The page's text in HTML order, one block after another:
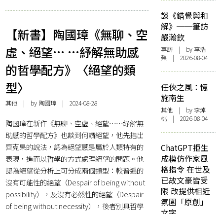
【新書】陶國璋《無聊、空
虛、絕望… …紓解無助感
的哲學配方》〈絕望的類
型〉
其他 | by 陶國璋 | 2024-08-28
陶國璋在新作《無聊、空虛、絕望⋯⋯紓解無
助感的哲學配方》也談到何謂絕望，他先指出
齊克果的說法，認為絕望感是屬於人類特有的
表現，進而以哲學的方式處理絕望的問題。他
認為絕望從分析上可分成兩個類型：較普遍的
沒有可能性的絕望（Despair of being without
possibility），及沒有必然性的絕望（Despair
of being without necessity），後者別具哲學
談《錯覺與和
解》──筆訪
嚴瀚欽
專訪 | by 李浩
榮 | 2026-08-04
任俠之風：憶
施南生
其他 | by 李焯
桃 | 2026-08-04
ChatGPT拒生
成模仿作家風
格指令 在世及
已故文豪皆受
限 改提供相近
氛圍「原創」